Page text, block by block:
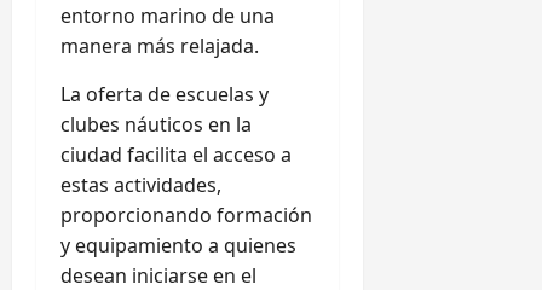
entorno marino de una
manera más relajada.
La oferta de escuelas y
clubes náuticos en la
ciudad facilita el acceso a
estas actividades,
proporcionando formación
y equipamiento a quienes
desean iniciarse en el